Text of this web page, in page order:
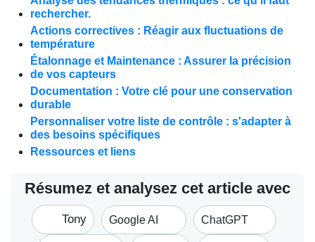
rechercher.
Actions correctives : Réagir aux fluctuations de
température
Étalonnage et Maintenance : Assurer la précision
de vos capteurs
Documentation : Votre clé pour une conservation
durable
Personnaliser votre liste de contrôle : s'adapter à
des besoins spécifiques
Ressources et liens
Résumez et analysez cet article avec
Tony Google AI ChatGPT